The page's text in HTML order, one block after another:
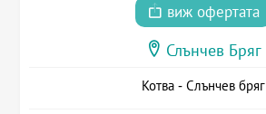
виж офертата
Слънчев Бряг
Котва - Слънчев бряг